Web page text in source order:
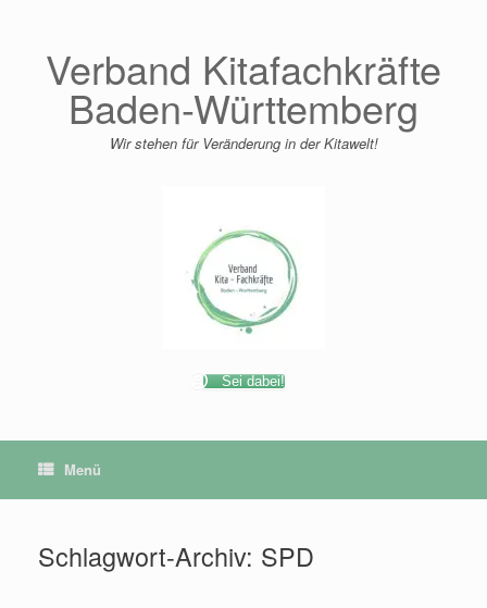
Verband Kitafachkräfte
Baden-Württemberg
Wir stehen für Veränderung in der Kitawelt!
Sei dabei!
Menü
Schlagwort-Archiv: SPD